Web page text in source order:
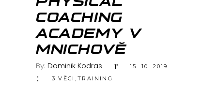
COACHING
ACADEMY V
MNICHOVĚ
By: Dominik Kodras
15. 10. 2019
3 VĚCI
,TRAINING